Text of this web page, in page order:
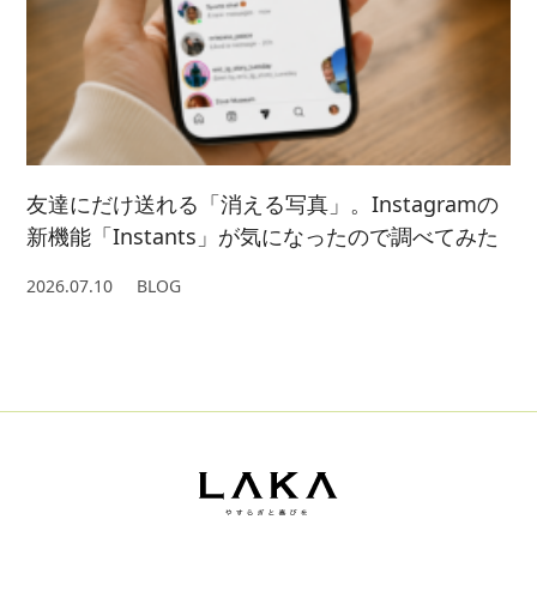
友達にだけ送れる「消える写真」。Instagramの
新機能「Instants」が気になったので調べてみた
2026.07.10 BLOG